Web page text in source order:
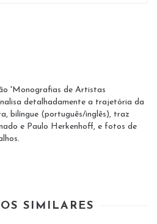
'Monografias de Artistas
detalhadamente a trajetória da
bilíngue (português/inglês), traz
e Paulo Herkenhoff, e fotos de
SIMILARES